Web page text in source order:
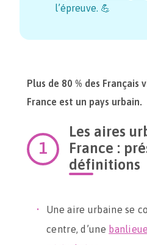
l’épreuve. 💪
Plus de 80 % des Français
France est un pays urbain.
Les aires
France :
définitions
Une aire urbaine se
centre, d’une banlieue